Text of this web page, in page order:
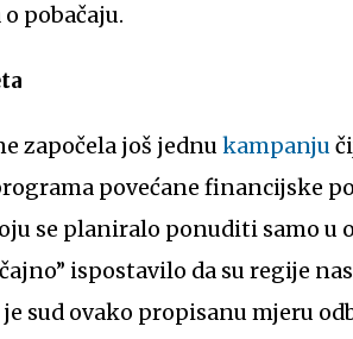
pobačaju.
započela još jednu kampanju
povećane financijske
se planiralo ponuditi samo u
ispostavilo da su regije
sud ovako propisanu mjeru